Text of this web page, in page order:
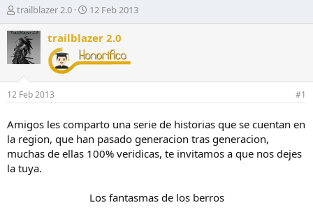
A
t
o
r
e
l
e
m
a
trailblazer 2.0
F
c
a
e
i
c
i
o
12 Feb 2013
trailblazer 2.0
12 Feb 2013 #1
Amigos les comparto una serie de historias que se cuentan en
la region, que han pasado generacion tras generacion,
muchas de ellas 100% veridicas, te invitamos a que nos dejes
la tuya.
Los fantasmas de los berros